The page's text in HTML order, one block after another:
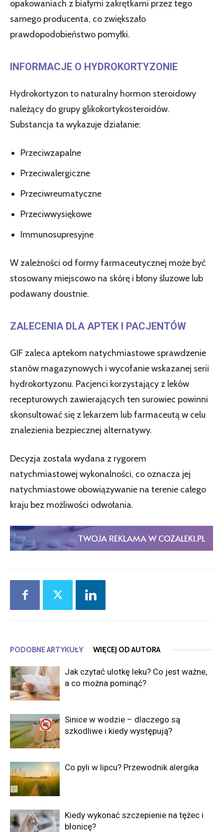
opakowaniach z białymi zakrętkami przez tego
samego producenta, co zwiększało
prawdopodobieństwo pomyłki.
INFORMACJE O HYDROKORTYZONIE
Hydrokortyzon to naturalny hormon steroidowy
należący do grupy glikokortykosteroidów.
Substancja ta wykazuje działanie:
Przeciwzapalne
Przeciwalergiczne
Przeciwreumatyczne
Przeciwwysiękowe
Immunosupresyjne
W zależności od formy farmaceutycznej może być
stosowany miejscowo na skórę i błony śluzowe lub
podawany doustnie.
ZALECENIA DLA APTEK I PACJENTÓW
GIF zaleca aptekom natychmiastowe sprawdzenie
stanów magazynowych i wycofanie wskazanej serii
hydrokortyzonu. Pacjenci korzystający z leków
recepturowych zawierających ten surowiec powinni
skonsultować się z lekarzem lub farmaceutą w celu
znalezienia bezpiecznej alternatywy.
Decyzja została wydana z rygorem
natychmiastowej wykonalności, co oznacza jej
natychmiastowe obowiązywanie na terenie całego
kraju bez możliwości odwołania.
PODOBNE ARTYKUŁY WIĘCEJ OD AUTORA
Jak czytać ulotkę leku? Co jest ważne,
a co można pominąć?
Sinice w wodzie – dlaczego są
szkodliwe i kiedy występują?
Co pyli w lipcu? Przewodnik alergika
Kiedy wykonać szczepienie na tężec i
błonicę?